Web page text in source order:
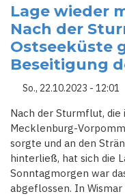
"DIE
WAREN
AUF
SICH
–
DAS
NICHT
SEIN"
Lage wieder
Nach der
Ostseeküste
Beseitigung
So., 22.10.2023 - 12:01
Nach der Sturmflut,
Mecklenburg-
sorgte und an den
hinterließ, hat sich die
Sonntagmorgen war
abgeflossen. In